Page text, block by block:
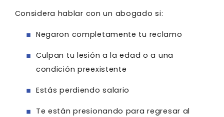
Considera hablar con un abogado si:
Negaron completamente tu reclamo
Culpan tu lesión a la edad o a una
condición preexistente
Estás perdiendo salario
Te están presionando para regresar al